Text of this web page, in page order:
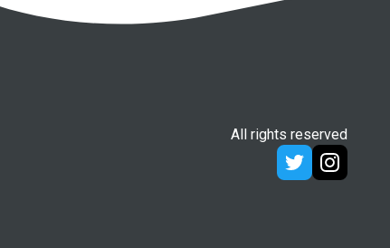
All rights reserved